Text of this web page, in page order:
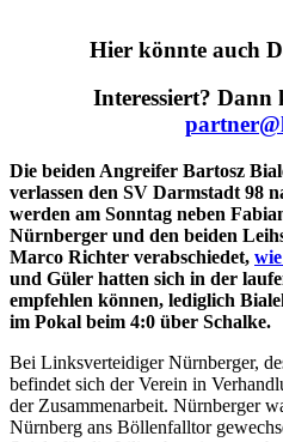
Hier könnte auch
Interessiert?
Die beiden Angreifer Bartosz
verlassen den SV Darmstadt 98
werden am Sonntag neben
Nürnberger und den beiden
Marco Richter verabschiedet,
und Güler hatten sich in der
empfehlen können, lediglich
im Pokal beim 4:0 über Schalke.
Bei Linksverteidiger Nürnberger,
befindet sich der Verein in
der Zusammenarbeit. Nürnberger
Nürnberg ans Böllenfalltor